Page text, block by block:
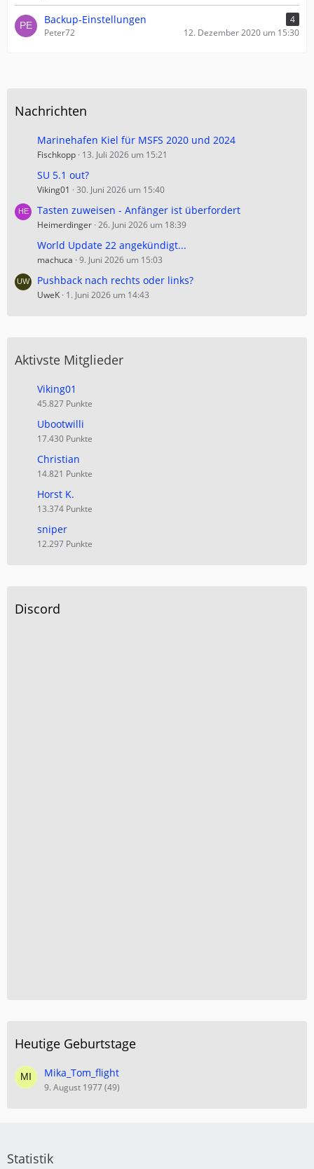
Backup-Einstellungen
4
Peter72
12. Dezember 2020 um 15:30
Nachrichten
Marinehafen Kiel für MSFS 2020 und 2024
Fischkopp 13. Juli 2026 um 15:21
SU 5.1 out?
Viking01 30. Juni 2026 um 15:40
Tasten zuweisen - Anfänger ist überfordert
Heimerdinger 26. Juni 2026 um 18:39
World Update 22 angekündigt...
machuca 9. Juni 2026 um 15:03
Pushback nach rechts oder links?
UweK 1. Juni 2026 um 14:43
Aktivste Mitglieder
Viking01
45.827 Punkte
Ubootwilli
17.430 Punkte
Christian
14.821 Punkte
Horst K.
13.374 Punkte
sniper
12.297 Punkte
Discord
Heutige Geburtstage
Mika_Tom_flight
9. August 1977 (49)
Statistik